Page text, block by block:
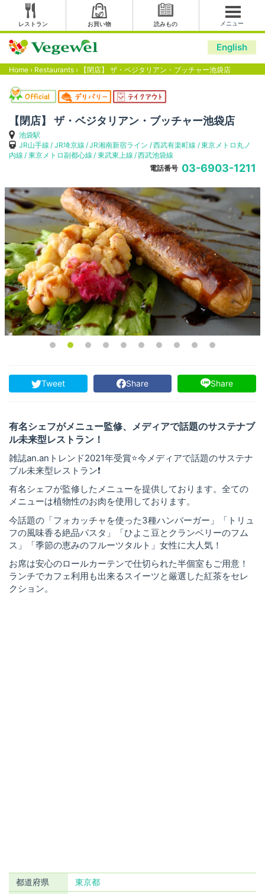
レストラン お買い物 読みもの メニュー
English
Home › Restaurants › 【閉店】 ザ・ベジタリアン・ブッチャー池袋店
【閉店】 ザ・ベジタリアン・ブッチャー池袋店
池袋駅
JR山手線
JR埼京線 JR湘南新宿ライン 西武有楽町線
東京メトロ丸ノ
内線
東京メトロ副都心線 東武東上線
西武池袋線
電話番号 03-6903-1211
Tweet Share Share
有名シェフがメニュー監修、メディアで話題のサステナブ
ル未来型レストラン！
雑誌an.anトレンド2021年受賞⭐️今メディアで話題のサステナ
ブル未来型レストラン❗️
有名シェフが監修したメニューを提供しております。全ての
メニューは植物性のお肉を使用しております。
今話題の「フォカッチャを使った3種ハンバーガー」「トリュ
フの風味香る絶品パスタ」「ひよこ豆とクランベリーのフム
ス」「季節の恵みのフルーツタルト」女性に大人気！
お席は安心のロールカーテンで仕切られた半個室もご用意！
ランチでカフェ利用も出来るスイーツと厳選した紅茶をセレ
クション。
都道府県
東京都